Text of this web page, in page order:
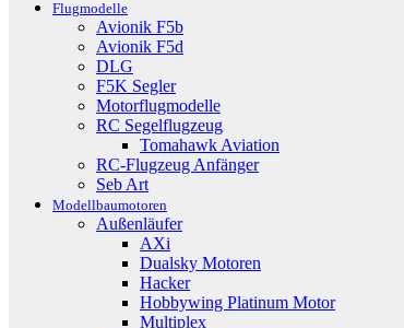
Flugmodelle
Avionik F5b
Avionik F5d
DLG
F5K Segler
Motorflugmodelle
RC Segelflugzeug
Tomahawk Aviation
RC-Flugzeug Anfänger
Seb Art
Modellbaumotoren
Außenläufer
AXi
Dualsky Motoren
Hacker
Hobbywing Platinum Motor
Multiplex